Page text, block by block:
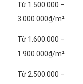
Từ 1.500.000 –
3.000.000₫/m²
Từ 1.600.000 –
1.900.000₫/m²
Từ 2.500.000 –